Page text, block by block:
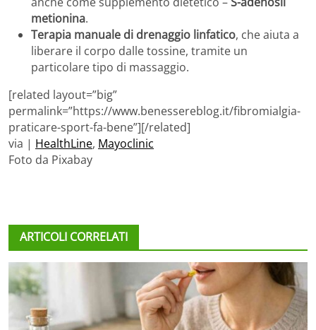
metionina.
Terapia manuale di drenaggio linfatico, che aiuta a
liberare il corpo dalle tossine, tramite un
particolare tipo di massaggio.
[related layout=”big”
permalink=”https://www.benessereblog.it/fibromialgia-
praticare-sport-fa-bene”][/related]
via | HealthLine, Mayoclinic
Foto da Pixabay
ARTICOLI CORRELATI